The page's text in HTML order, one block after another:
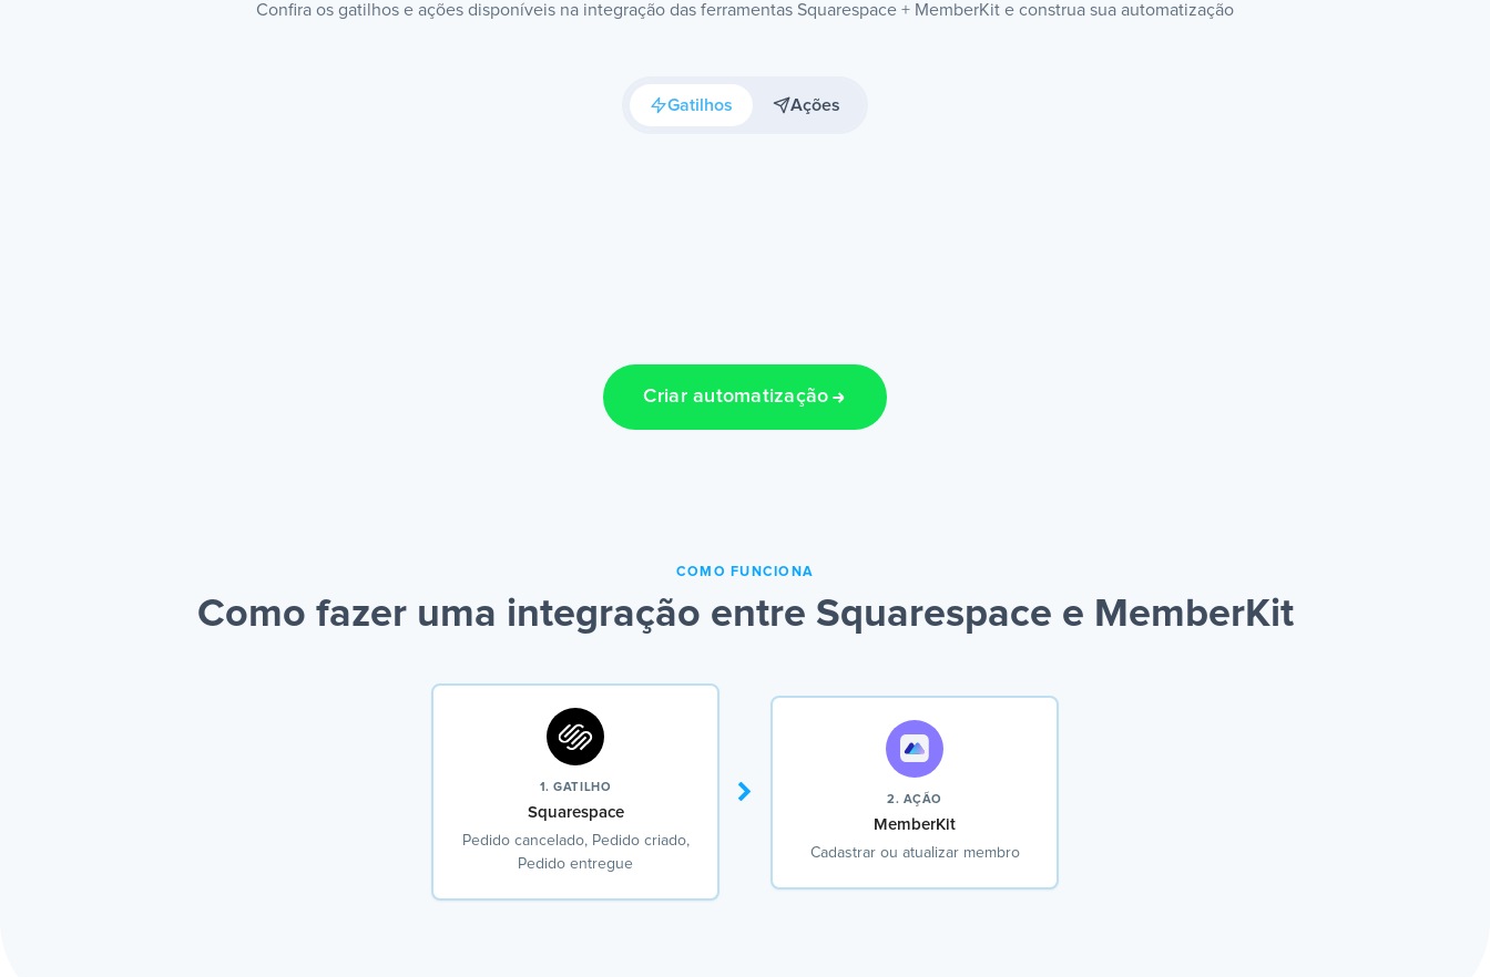
Confira os gatilhos e ações disponíveis na integração das ferramentas Squarespace + MemberKit e construa sua automatização
Gatilhos Ações
Criar automatização
COMO FUNCIONA
Como fazer uma integração entre Squarespace e MemberKit
1. GATILHO
Squarespace
Pedido cancelado, Pedido criado,
Pedido entregue
2. AÇÃO
MemberKit
Cadastrar ou atualizar membro